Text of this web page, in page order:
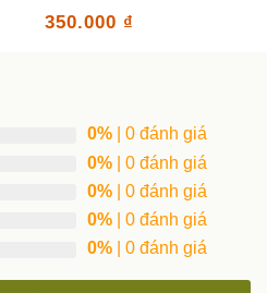
350.000 ₫
0% | 0 đánh giá
0% | 0 đánh giá
0% | 0 đánh giá
0% | 0 đánh giá
0% | 0 đánh giá